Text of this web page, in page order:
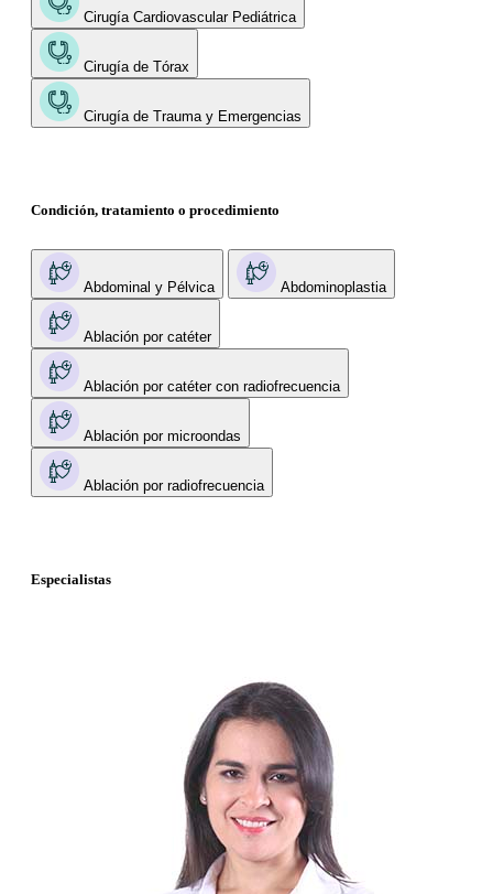
Cirugía Cardiovascular Pediátrica
Cirugía de Tórax
Cirugía de Trauma y Emergencias
Condición, tratamiento o procedimiento
Abdominal y Pélvica Abdominoplastia
Ablación por catéter
Ablación por catéter con radiofrecuencia
Ablación por microondas
Ablación por radiofrecuencia
Especialistas